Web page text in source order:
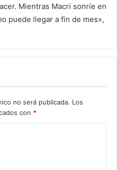
Mientras Macri sonríe en
puede llegar a fin de mes»,
no será publicada. Los
con *